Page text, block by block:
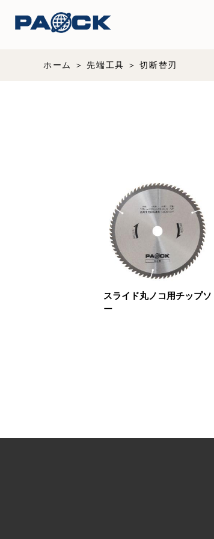
ホーム 先端工具 切断替刃
スライド丸ノコ用チップソ
ー